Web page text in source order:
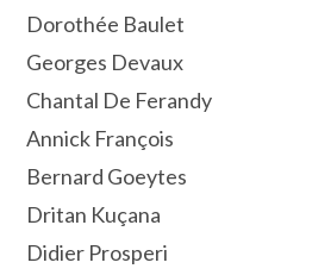
Dorothée Baulet
Georges Devaux
Chantal De Ferandy
Annick François
Bernard Goeytes
Dritan Kuçana
Didier Prosperi